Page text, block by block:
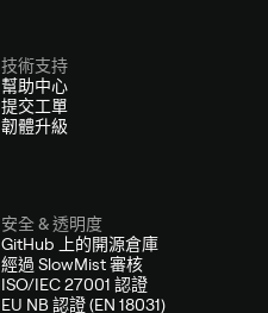
技術支持
幫助中心
提交工單
韌體升級
安全 & 透明度
GitHub 上的開源倉庫
經過 SlowMist 審核
ISO/IEC 27001 認證
EU NB 認證 (EN 18031)